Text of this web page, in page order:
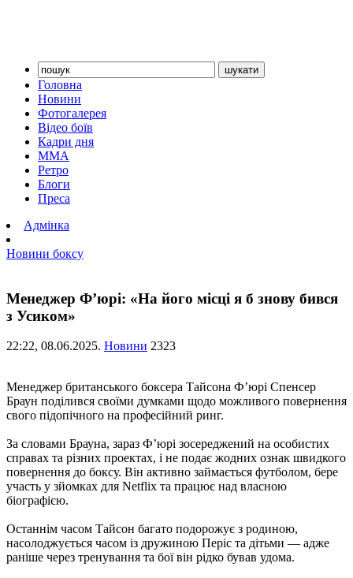
Головна
Новини
Фотогалерея
Відео боїв
Кадри дня
ММА
Ретро
Блоги
Преса
Адмінка
Новини боксу
Менеджер Ф’юрі: «На його місці я б знову бився
з Усиком»
22:22, 08.06.2025. Новини 2323
Менеджер британського боксера Тайсона Ф’юрі Спенсер
Браун поділився своїми думками щодо можливого повернення
свого підопічного на професійний ринг.
За словами Брауна, зараз Ф’юрі зосереджений на особистих
справах та різних проектах, і не подає жодних ознак швидкого
повернення до боксу. Він активно займається футболом, бере
участь у зйомках для Netflix та працює над власною
біографією.
Останнім часом Тайсон багато подорожує з родиною,
насолоджується часом із дружиною Періс та дітьми — адже
раніше через тренування та бої він рідко бував удома.